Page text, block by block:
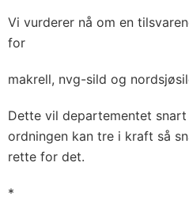
Vi vurderer nå om en
for
makrell, nvg-sild og
Dette vil departementet
ordningen kan tre i kraft så
rette for det.
*